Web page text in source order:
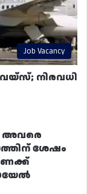
Job Vacancy
നിരവധി
അവരെ
ശേഷം